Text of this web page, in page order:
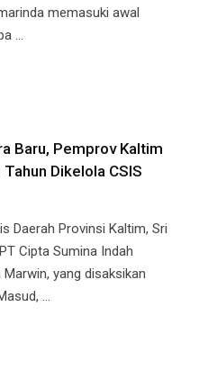
memasuki awal
...
Baru, Pemprov Kaltim
Dikelola CSIS
Daerah Provinsi Kaltim, Sri
Cipta Sumina Indah
yang disaksikan
ud, ...